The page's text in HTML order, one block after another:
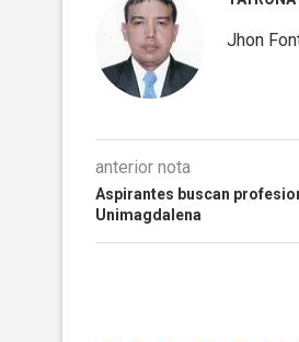
Jhon
anterior nota
Aspirantes buscan
Unimagdalena